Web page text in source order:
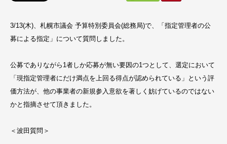
3/13(木)、札幌市議会 予算特別委員会(総務局)で、「指定管理者の公
募による指定」について質問しました。
公募でありながら1者しか応募が無い要因の1つとして、選定において
「現指定管理者にだけ満点を上回る得点が認められている」という評
価方法が、他の事業者の新規参入意欲を著しく妨げているのではない
かと指摘させて頂きました。
＜波田質問＞